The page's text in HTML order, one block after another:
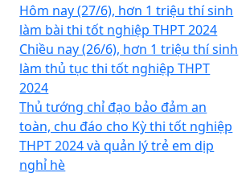
Hôm nay (27/6), hơn 1 triệu thí sinh
làm bài thi tốt nghiệp THPT 2024
Chiều nay (26/6), hơn 1 triệu thí sinh
làm thủ tục thi tốt nghiệp THPT
2024
Thủ tướng chỉ đạo bảo đảm an
toàn, chu đáo cho Kỳ thi tốt nghiệp
THPT 2024 và quản lý trẻ em dịp
nghỉ hè